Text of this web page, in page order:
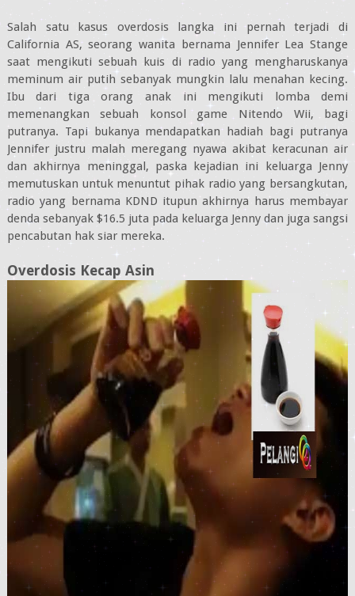
Salah satu kasus overdosis langka ini pernah terjadi di
California AS, seorang wanita bernama Jennifer Lea Stange
saat mengikuti sebuah kuis di radio yang mengharuskanya
meminum air putih sebanyak mungkin lalu menahan kecing.
Ibu dari tiga orang anak ini mengikuti lomba demi
memenangkan sebuah konsol game Nitendo Wii, bagi
putranya. Tapi bukanya mendapatkan hadiah bagi putranya
Jennifer justru malah meregang nyawa akibat keracunan air
dan akhirnya meninggal, paska kejadian ini keluarga Jenny
memutuskan untuk menuntut pihak radio yang bersangkutan,
radio yang bernama KDND itupun akhirnya harus membayar
denda sebanyak $16.5 juta pada keluarga Jenny dan juga sangsi
pencabutan hak siar mereka.
Overdosis Kecap Asin